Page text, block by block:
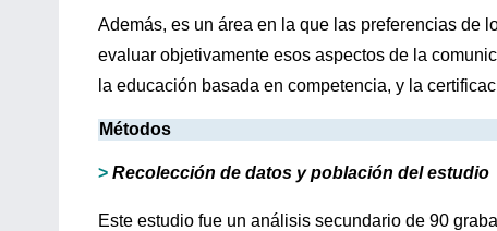
Además, es un área en la que las preferencias de
evaluar objetivamente esos aspectos de la
la educación basada en competencia, y la
Métodos
> Recolección de datos y población del estudio
Este estudio fue un análisis secundario de 90